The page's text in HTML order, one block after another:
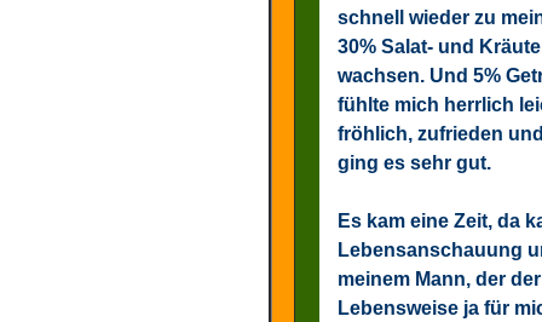
schnell wieder zu
30% Salat- und
wachsen. Und 5%
fühlte mich herrlich
fröhlich, zufrieden
ging es sehr gut.
Es kam eine Zeit, da
Lebensanschauung
meinem Mann, der
Lebensweise ja für